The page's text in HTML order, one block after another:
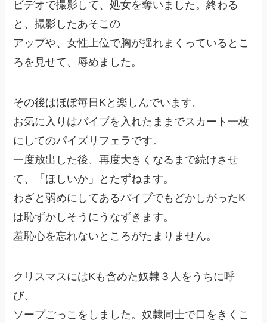
ビデオで撮影して、処女を奪いました。終わる
と、撮影したあそこの
アップや、女性上位で胸が揺れまくっているとこ
ろを見せて、辱めました。
その後はほぼ毎日Kと楽しんでいます。
お気に入りはバイブを入れたままでスカート一枚
にしてのパイズリフェラです。
一度放出した後、再度大きくなるまで続けさせ
て、「ほしいか」とたずねます。
わざと弱めにしてあるバイブでもどかしがったK
は恥ずかしそうにうなずきます。
羞恥心を忘れないところがたまりません。
クリスマスにはKも含めた奴隷３人をうちに呼
び、
ソープごっこをしました。奴隷同士で口をきくこ